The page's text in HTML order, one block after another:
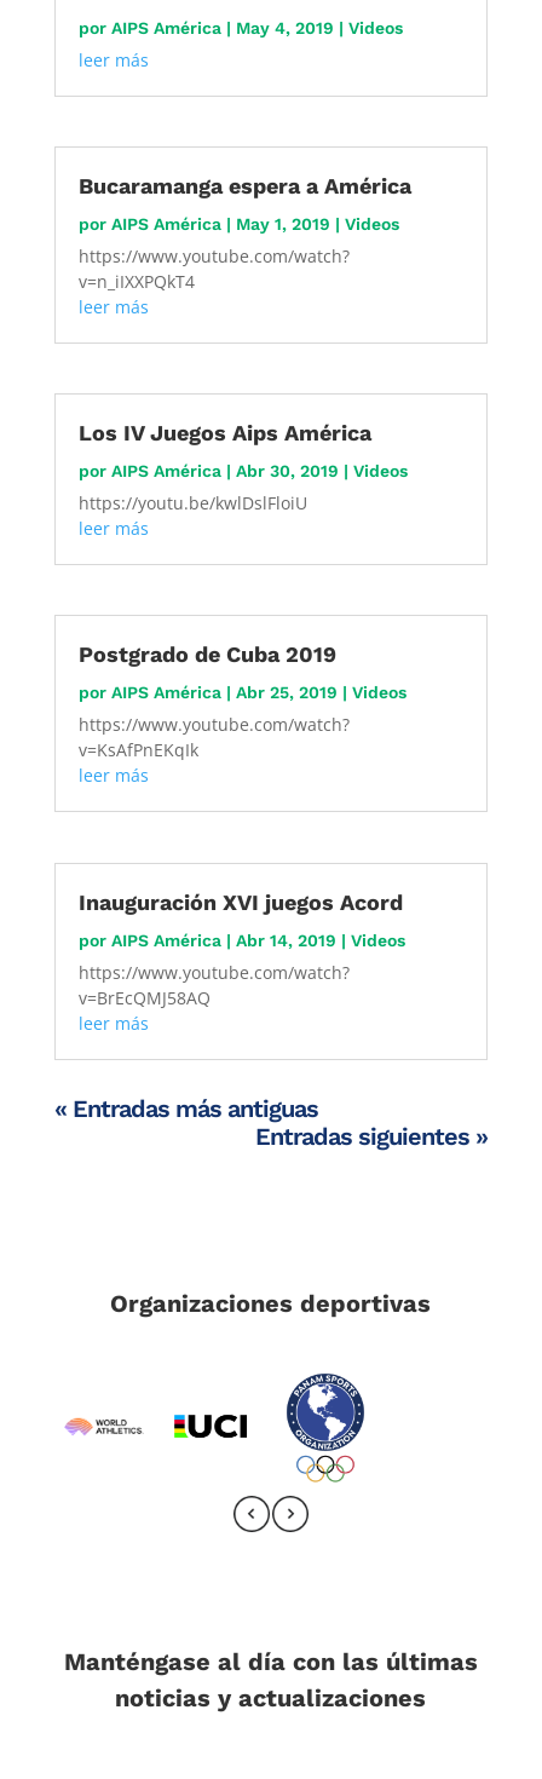
por AIPS América| May 4, 2019 | Videos
leer más
Bucaramanga espera a América
por AIPS América| May 1, 2019 | Videos
https://www.youtube.com/watch?
v=n_iIXXPQkT4
leer más
Los IV Juegos Aips América
por AIPS América| Abr 30, 2019 | Videos
https://youtu.be/kwlDslFloiU
leer más
Postgrado de Cuba 2019
por AIPS América| Abr 25, 2019 | Videos
https://www.youtube.com/watch?
v=KsAfPnEKqIk
leer más
Inauguración XVI juegos Acord
por AIPS América| Abr 14, 2019 | Videos
https://www.youtube.com/watch?
v=BrEcQMJ58AQ
leer más
« Entradas más antiguas
Entradas siguientes »
Organizaciones deportivas
Manténgase al día con las últimas
noticias y actualizaciones